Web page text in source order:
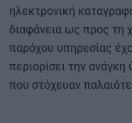
ηλεκτρονική
διαφάνεια ως προς τη
παρόχου υπηρεσίας
περιορίσει την
που στόχευαν